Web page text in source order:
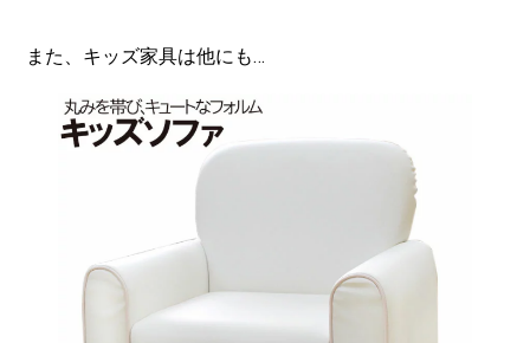
また、キッズ家具は他にも…